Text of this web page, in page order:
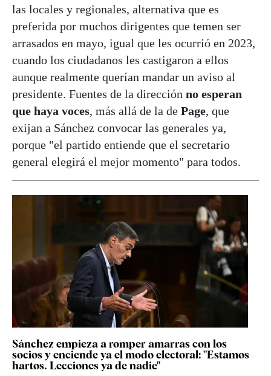
las locales y regionales, alternativa que es
preferida por muchos dirigentes que temen ser
arrasados en mayo, igual que les ocurrió en 2023,
cuando los ciudadanos les castigaron a ellos
aunque realmente querían mandar un aviso al
presidente. Fuentes de la dirección no esperan
que haya voces, más allá de la de Page, que
exijan a Sánchez convocar las generales ya,
porque "el partido entiende que el secretario
general elegirá el mejor momento" para todos.
Sánchez empieza a romper amarras con los
socios y enciende ya el modo electoral: "Estamos
hartos. Lecciones ya de nadie"